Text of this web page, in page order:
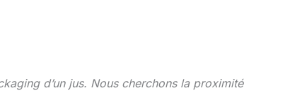
d’un jus. Nous cherchons la proximité